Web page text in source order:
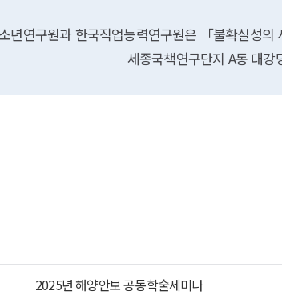
년연구원과 한국직업능력연구원은 「불확실성
세종국책연구단지 A동 대
2025년 해양안보 공동학술세미나